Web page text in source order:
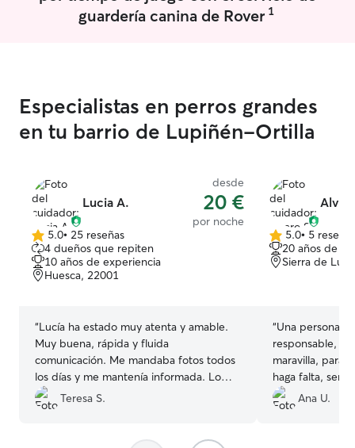
guardería canina de Rover 1
Especialistas en perros grandes
en tu barrio de Lupiñén-Ortilla
Lucia A.
desde
20 €
por noche
5.0
de
5
estrellas
5.0• 25 reseñas
4 dueños que repiten
10 años de experiencia
Huesca, 22001
“Lucía ha estado muy atenta y amable.
Muy buena, rápida y fluida
comunicación. Me mandaba fotos todos
los días y me mantenía informada. Lo
cual me dió mucha tranquilidad Celeste,
mi perrita, cuando nos íbamos tuvo el
valoré como muy positivo.
Teresa S.
5.0
de
5
5.0• 5 reseñas
20 años de
Sierra de
“Una persona
responsable,
maravilla, para
haga falta,
Ana U.